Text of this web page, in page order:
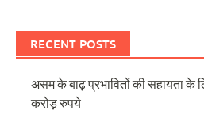
RECENT POSTS
असम के बाढ़ प्रभावितों की सहायता के
करोड़ रुपये